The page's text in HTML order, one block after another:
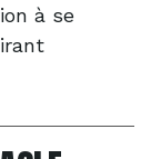
à se